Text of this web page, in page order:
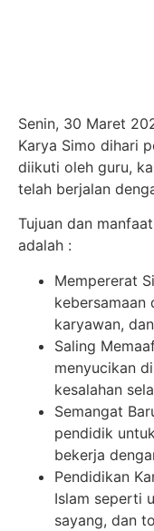
Senin, 30 Maret
Karya Simo dihari
diikuti oleh guru,
telah berjalan
Tujuan dan
adalah :
Mempererat
kebersamaan
karyawan,
Saling
menyucikan
kesalahan
Semangat
pendidik
bekerja
Pendidikan
Islam seperti
sayang, dan